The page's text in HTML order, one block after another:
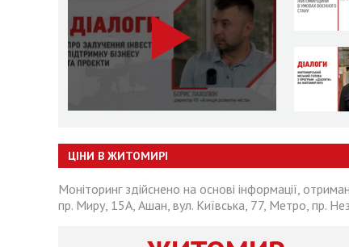
ЦІНИ В ЖИТОМИРІ
Моніторинг здійснено на основі інформації,
пр. Миру, 15А, Ашан, вул. Київська, 77, Метро, пр.